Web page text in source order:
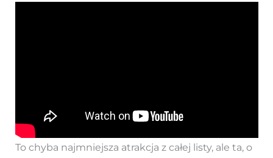
To chyba najmniejsza atrakcja z całej listy, ale ta, o